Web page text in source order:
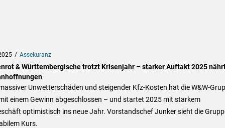
Assekuranz
& Württembergische trotzt Krisenjahr – starker Auftakt 2025
Unwetterschäden und steigender Kfz-Kosten hat die W&W-
einem Gewinn abgeschlossen – und startet 2025 mit starkem
optimistisch ins neue Jahr. Vorstandschef Junker sieht die
Kurs.